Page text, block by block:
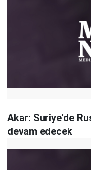
Akar: Suriye'de
devam edecek